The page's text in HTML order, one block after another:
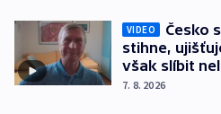
VIDEO
Česko
stihne,
však slíbit
7. 8. 2026